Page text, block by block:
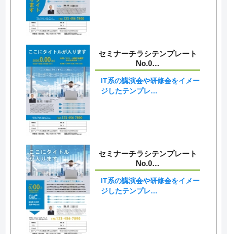
セミナーチラシテンプレート
No.0…
IT系の講演会や研修会をイメー
ジしたテンプレ…
セミナーチラシテンプレート
No.0…
IT系の講演会や研修会をイメー
ジしたテンプレ…